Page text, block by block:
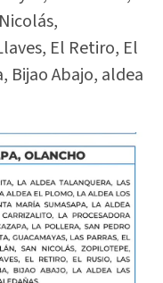
El Retiro, El
Bijao Abajo, aldea